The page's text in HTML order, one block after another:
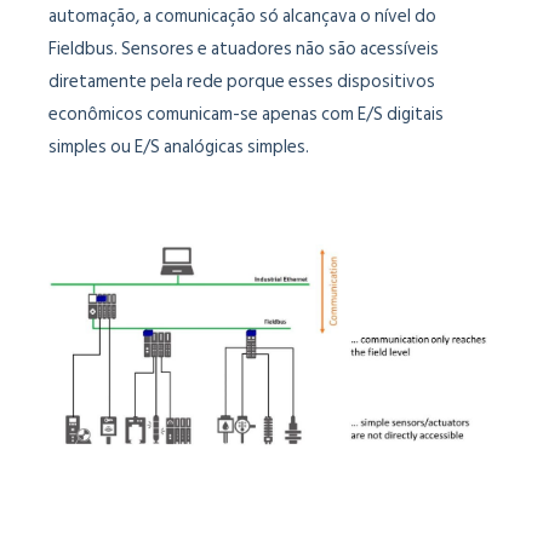
automação, a comunicação só alcançava o nível do
Fieldbus. Sensores e atuadores não são acessíveis
diretamente pela rede porque esses dispositivos
econômicos comunicam-se apenas com E/S digitais
simples ou E/S analógicas simples.